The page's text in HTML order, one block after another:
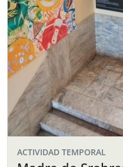
ACTIVIDAD TEMPORAL